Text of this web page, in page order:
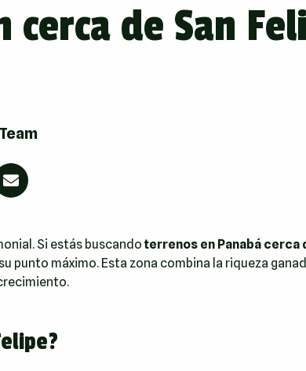
de San
Si estás buscando terrenos en Panabá cerca
punto máximo. Esta zona combina la riqueza